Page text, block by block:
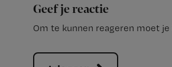
Geef je reactie
Om te kunnen reageren moet je